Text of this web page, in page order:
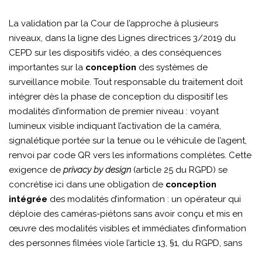
La validation par la Cour de l’approche à plusieurs
niveaux, dans la ligne des Lignes directrices 3/2019 du
CEPD sur les dispositifs vidéo, a des conséquences
importantes sur la conception des systèmes de
surveillance mobile. Tout responsable du traitement doit
intégrer dès la phase de conception du dispositif les
modalités d’information de premier niveau : voyant
lumineux visible indiquant l’activation de la caméra,
signalétique portée sur la tenue ou le véhicule de l’agent,
renvoi par code QR vers les informations complètes. Cette
exigence de privacy by design (article 25 du RGPD) se
concrétise ici dans une obligation de conception
intégrée des modalités d’information : un opérateur qui
déploie des caméras-piétons sans avoir conçu et mis en
œuvre des modalités visibles et immédiates d’information
des personnes filmées viole l’article 13, §1, du RGPD, sans